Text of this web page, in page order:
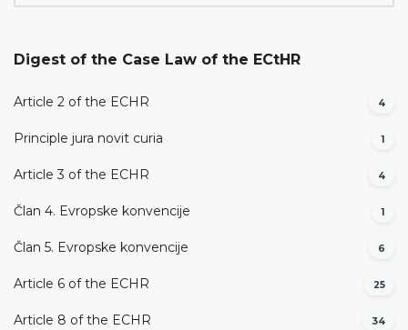
Digest of the Case Law of the ECtHR
Article 2 of the ECHR 4
Principle jura novit curia 1
Article 3 of the ECHR 4
Član 4. Evropske konvencije 1
Član 5. Evropske konvencije 6
Article 6 of the ECHR 25
Article 8 of the ECHR 34